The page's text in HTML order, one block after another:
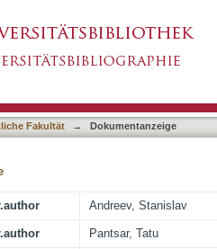
9H-pyrimido[4,5-
Fakultät → Dokumentanzeige
Andreev, Stanislav
Pantsar, Tatu